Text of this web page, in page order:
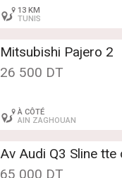
13 KM
TUNIS
Mitsubishi Pajero 2
26 500 DT
À CÔTÉ
AIN ZAGHOUAN
Av Audi Q3 Sline tte
65 000 DT